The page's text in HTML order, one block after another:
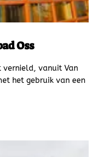
Oss
vernield, vanuit Van
het gebruik van een